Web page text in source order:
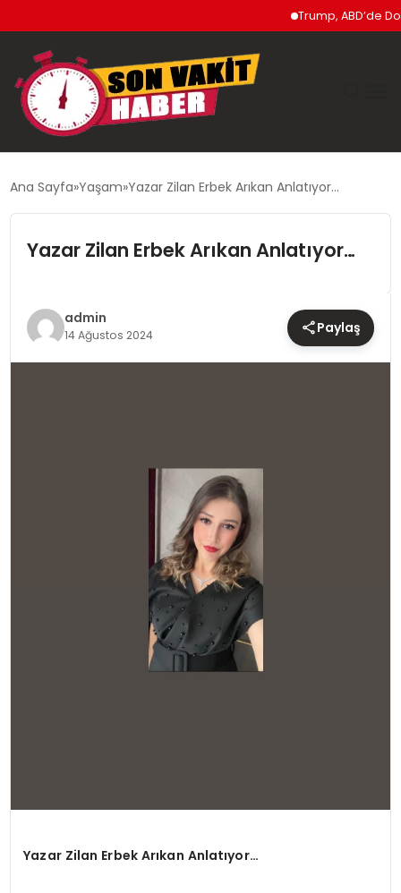
Trump, ABD’de
EKONOMI
SPOR
Ana Sayfa Yaşam Yazar Zilan Erbek Arıkan Anlatıyor…
Yazar Zilan Erbek Arıkan Anlatıyor…
admin
14 Ağustos 2024 Paylaş
Yazar Zilan Erbek Arıkan Anlatıyor…